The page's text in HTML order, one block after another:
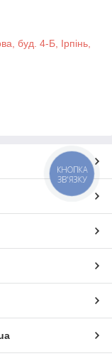
буд. 4-Б, Ірпінь,
КНОПКА
ЗВ'ЯЗКУ